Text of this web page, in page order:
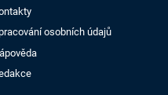
osobních údajů